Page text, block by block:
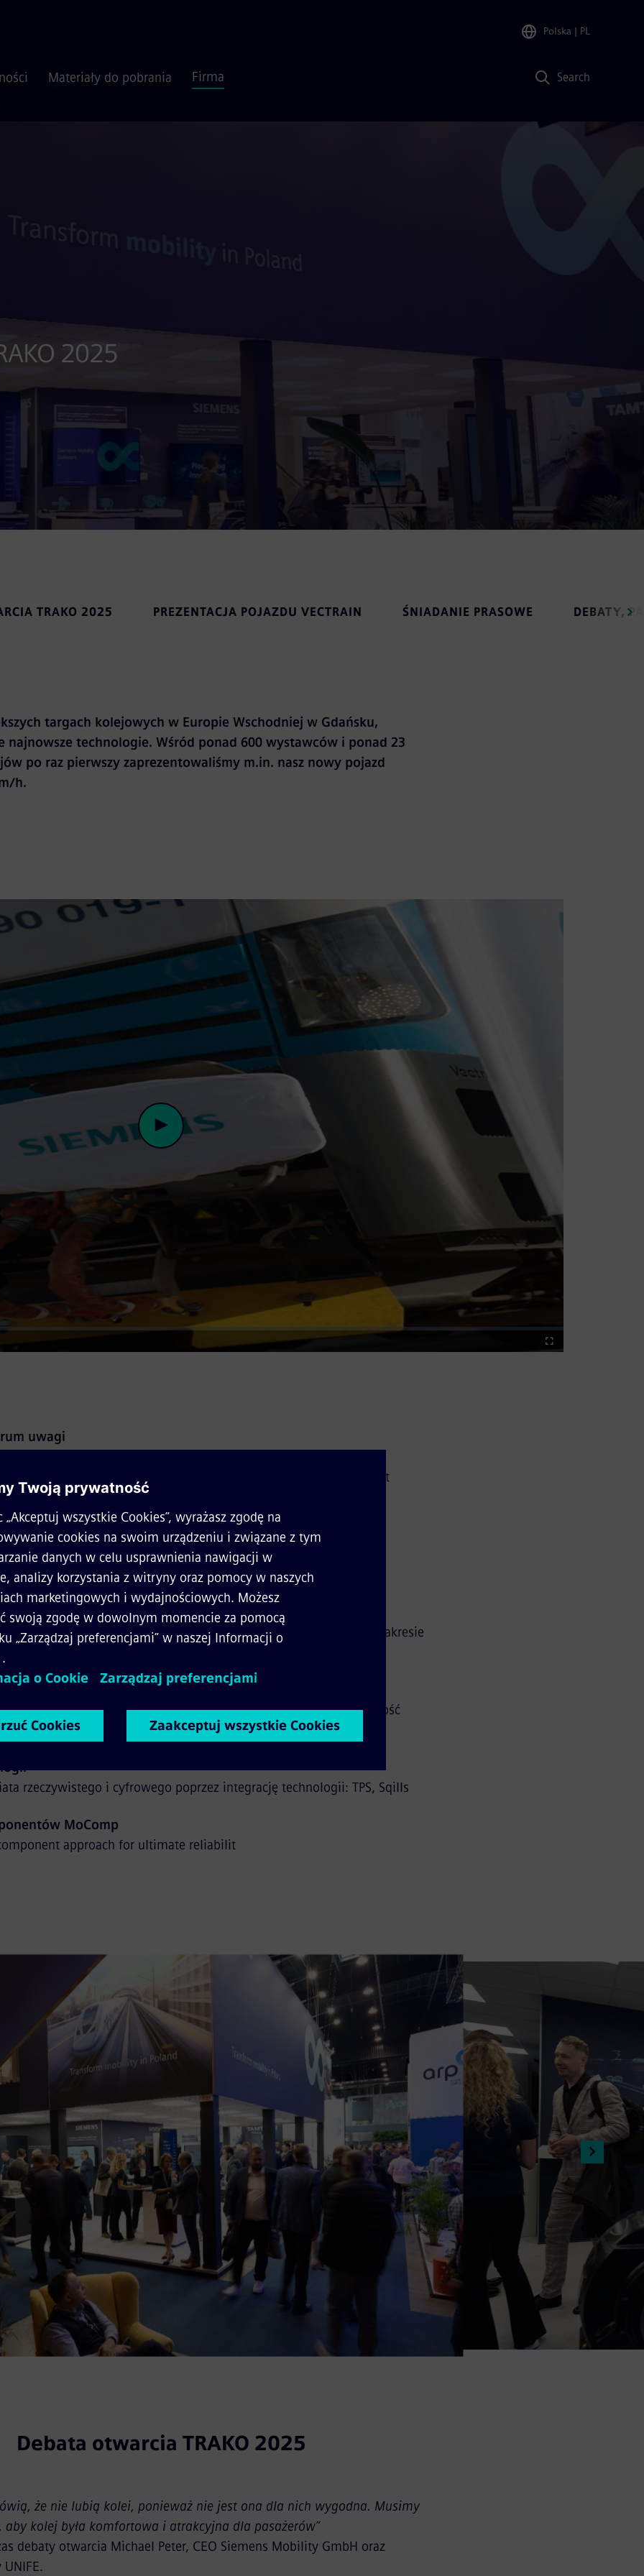
Polska | PL
Materiały do pobrania Firma Search
2025
TRAKO 2025 PREZENTACJA POJAZDU VECTRAIN ŚNIADANIE PRASOWE DEBATY,
targach kolejowych w Europie Wschodniej w Gdańsku,
najnowsze technologie. Wśród ponad 600 wystawców i ponad 23
po raz pierwszy zaprezentowaliśmy m.in. nasz nowy pojazd
h.
Play
Fullscreen
uwagi
zespoły zaprezentowały nasze najbardziej zaawansowane
bardziej zrównoważony, komfortowy i ekonomiczny transport
i na liniach głównych.
kolejowy
życia pociągów takich jak Vectron, Desiro, Velaro, które działają
i wydajniej.
generacji
systemu dzięki najnowocześniejszym rozwiązaniom w zakresie
Railcover & Railigent, Depot Network, MoBase.
sieci
infrastruktury kolejowej, które maksymalizują przepustowość
Signaling X (DS3), ATO
rzeczywistego i cyfrowego poprzez integrację technologii: TPS, Sqills
MoComp
approach for ultimate reliabilit
Debata otwarcia TRAKO 2025
że nie lubią kolei, ponieważ nie jest ona dla nich wygodna. Musimy
kolej była komfortowa i atrakcyjna dla pasażerów”
debaty otwarcia Michael Peter, CEO Siemens Mobility GmbH oraz